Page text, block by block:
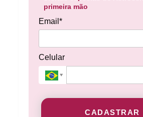
primeira mão
Email*
Celular
CADASTRAR